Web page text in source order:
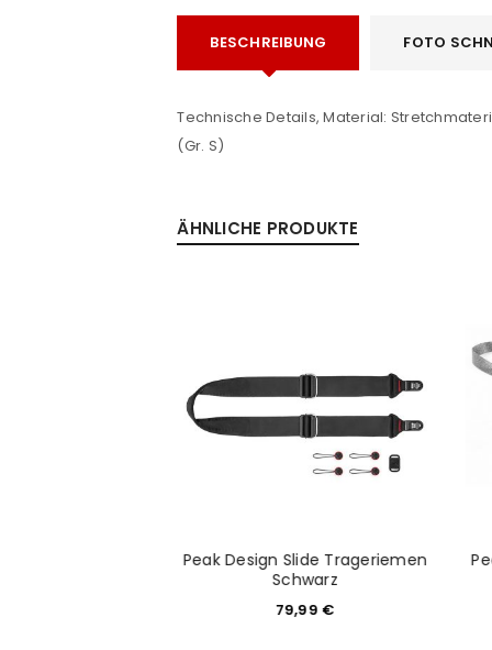
Passwort*
BESCHREIBUNG FOTO
Technische Details, Material:
(Gr. S)
ÄHNLICHE PRODUKTE
Peak Design Slide Trageriemen
Schwarz
79,99 €